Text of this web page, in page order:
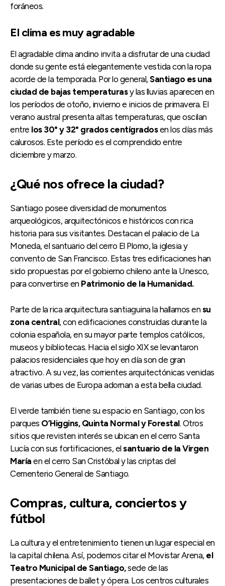
foráneos.
El clima es muy agradable
El agradable clima andino invita a disfrutar de una ciudad
donde su gente está elegantemente vestida con la ropa
acorde de la temporada. Por lo general, Santiago es una
ciudad de bajas temperaturasy las lluvias aparecen en
los períodos de otoño, invierno e inicios de primavera. El
verano austral presenta altas temperaturas, que oscilan
entre los 30° y 32° grados centígradosen los días más
calurosos. Este período es el comprendido entre
diciembre y marzo.
¿Qué nos ofrece la ciudad?
Santiago posee diversidad de monumentos
arqueológicos, arquitectónicos e históricos con rica
historia para sus visitantes. Destacan el palacio de La
Moneda, el santuario del cerro El Plomo, la iglesia y
convento de San Francisco. Estas tres edificaciones han
sido propuestas por el gobierno chileno ante la Unesco,
para convertirse en Patrimonio de la Humanidad.
Parte de la rica arquitectura santiaguina la hallamos ensu
zona central, con edificaciones construidas durante la
colonia española, en su mayor parte templos católicos,
museos y bibliotecas. Hacia el siglo XIX se levantaron
palacios residenciales que hoy en día son de gran
atractivo. A su vez, las corrientes arquitectónicas venidas
de varias urbes de Europa adornan a esta bella ciudad.
El verde también tiene su espacio en Santiago, con los
parques O’Higgins, Quinta Normal y Forestal. Otros
sitios que revisten interés se ubican en el cerro Santa
Lucía con sus fortificaciones, elsantuario de la Virgen
María en el cerro San Cristóbal y las criptas del
Cementerio General de Santiago.
Compras, cultura, conciertos y
fútbol
La cultura y el entretenimiento tienen un lugar especial en
la capital chilena. Así, podemos citar el Movistar Arena, el
Teatro Municipal de Santiago,sede de las
presentaciones de ballet y ópera. Los centros culturales